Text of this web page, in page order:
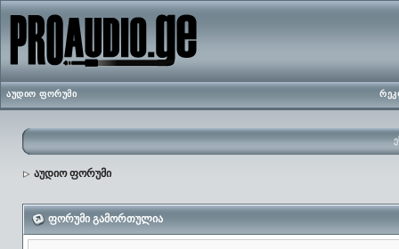
აუდიო ფორუმი
აუდიო ფორუმი
ფორუმი გამორთულია